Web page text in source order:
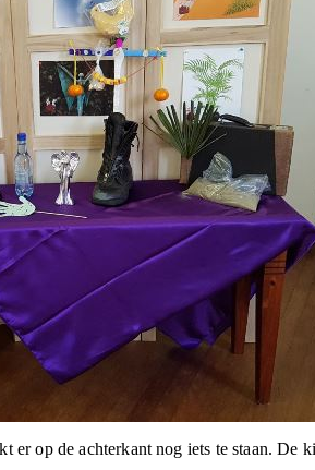
er op de achterkant nog iets te staan. De